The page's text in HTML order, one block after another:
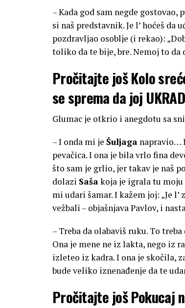
– Kada god sam negde
si naš predstavnik. Je l’ hoćeš da
pozdravljao osoblje (i rekao):
toliko da te bije, bre. Nemoj to da
Pročitajte jošKolo
se sprema da joj
Glumac je otkrio i anegdotu sa
– I onda mi je Šuljaga napravio…
pevačica. I ona je bila vrlo fina
što sam je grlio, jer takav je naš
dolazi Sašakoja je igrala tu moju
mi udari šamar. I kažem joj: „Je l’
vežbali – objašnjava Pavlov, i
– Treba da olabaviš ruku. To
Ona je mene ne iz lakta, nego iz
izleteo iz kadra. I ona je skočila,
bude veliko iznenađenje da te
Pročitajte jošPokucaj